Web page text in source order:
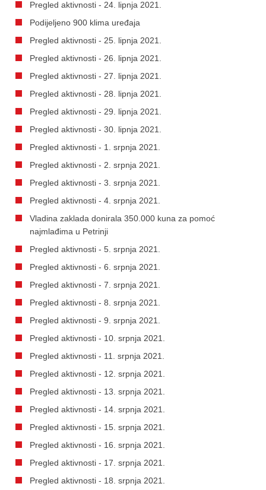
Pregled aktivnosti - 24. lipnja 2021.
Podijeljeno 900 klima uređaja
Pregled aktivnosti - 25. lipnja 2021.
Pregled aktivnosti - 26. lipnja 2021.
Pregled aktivnosti - 27. lipnja 2021.
Pregled aktivnosti - 28. lipnja 2021.
Pregled aktivnosti - 29. lipnja 2021.
Pregled aktivnosti - 30. lipnja 2021.
Pregled aktivnosti - 1. srpnja 2021.
Pregled aktivnosti - 2. srpnja 2021.
Pregled aktivnosti - 3. srpnja 2021.
Pregled aktivnosti - 4. srpnja 2021.
Vladina zaklada donirala 350.000 kuna za pomoć
najmlađima u Petrinji
Pregled aktivnosti - 5. srpnja 2021.
Pregled aktivnosti - 6. srpnja 2021.
Pregled aktivnosti - 7. srpnja 2021.
Pregled aktivnosti - 8. srpnja 2021.
Pregled aktivnosti - 9. srpnja 2021.
Pregled aktivnosti - 10. srpnja 2021.
Pregled aktivnosti - 11. srpnja 2021.
Pregled aktivnosti - 12. srpnja 2021.
Pregled aktivnosti - 13. srpnja 2021.
Pregled aktivnosti - 14. srpnja 2021.
Pregled aktivnosti - 15. srpnja 2021.
Pregled aktivnosti - 16. srpnja 2021.
Pregled aktivnosti - 17. srpnja 2021.
Pregled aktivnosti - 18. srpnja 2021.